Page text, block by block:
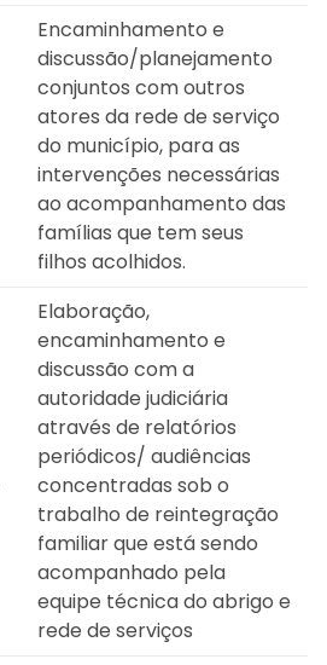
Encaminhamento e
discussão/planejamento
conjuntos com outros
atores da rede de serviço
do município, para as
intervenções necessárias
ao acompanhamento das
famílias que tem seus
filhos acolhidos.
Elaboração,
encaminhamento e
discussão com a
autoridade judiciária
através de relatórios
periódicos/ audiências
concentradas sob o
trabalho de reintegração
familiar que está sendo
acompanhado pela
equipe técnica do abrigo e
rede de serviços